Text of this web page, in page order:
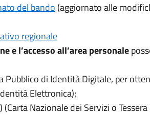
del bando (aggiornato alle
regionale
e l’accesso all’area personale
Pubblico di Identità Digitale, per
Elettronica);
(Carta Nazionale dei Servizi o